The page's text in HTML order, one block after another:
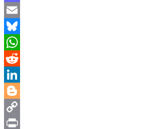
Mastodon
Email
Bluesky
WhatsApp
Reddit
LinkedIn
Blogger
Copy